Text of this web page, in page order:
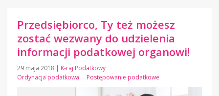
Przedsiębiorco, Ty też możesz
zostać wezwany do udzielenia
informacji podatkowej organowi!
29 maja 2018 | K-raj Podatkowy
Ordynacja podatkowa
Postępowanie podatkowe